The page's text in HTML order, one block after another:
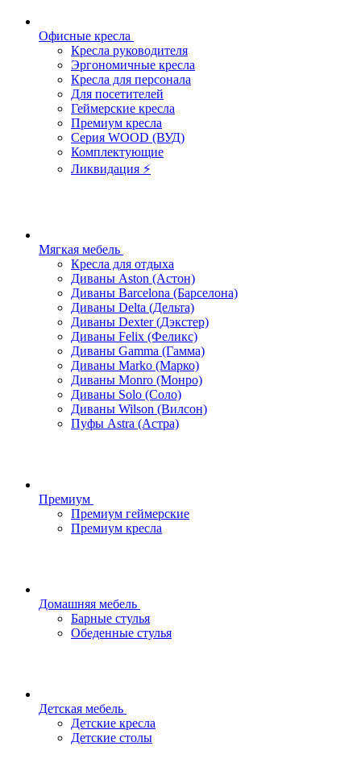
Офисные кресла
Кресла руководителя
Эргономичные кресла
Кресла для персонала
Для посетителей
Геймерские кресла
Премиум кресла
Серия WOOD (ВУД)
Комплектующие
Ликвидация ⚡
Мягкая мебель
Кресла для отдыха
Диваны Aston (Астон)
Диваны Barcelona (Барселона)
Диваны Delta (Дельта)
Диваны Dexter (Дэкстер)
Диваны Felix (Феликс)
Диваны Gamma (Гамма)
Диваны Marko (Марко)
Диваны Monro (Монро)
Диваны Solo (Соло)
Диваны Wilson (Вилсон)
Пуфы Astra (Астра)
Премиум
Премиум геймерские
Премиум кресла
Домашняя мебель
Барные стулья
Обеденные стулья
Детская мебель
Детские кресла
Детские столы